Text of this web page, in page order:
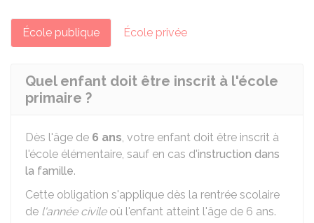
École publique École privée
Quel enfant doit être inscrit à l'école
primaire ?
Dès l'âge de 6 ans, votre enfant doit être inscrit à
l'école élémentaire, sauf en cas d'instruction dans
la famille.
Cette obligation s'applique dès la rentrée scolaire
de l'année civileoù l'enfant atteint l'âge de 6 ans.